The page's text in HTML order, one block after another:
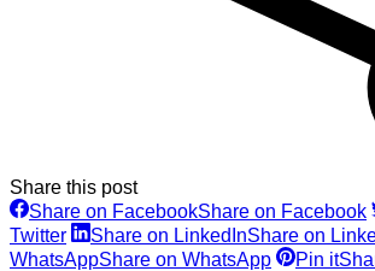
Share this post
Share on FacebookShare on Facebook
Twitter
Share on LinkedInShare on
WhatsAppShare on WhatsApp Pin it